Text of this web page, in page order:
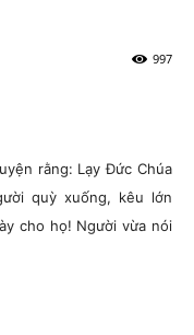
997
rằng: Lạy Đức Chúa
quỳ xuống, kêu lớn
cho họ! Người vừa nói